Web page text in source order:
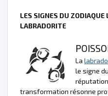
LES SIGNES DU ZODIAQUE
LABRADORITE
La
le signe
transformation résonne